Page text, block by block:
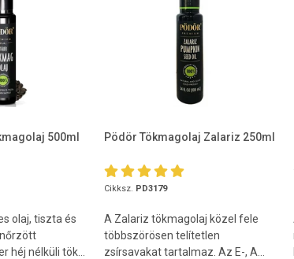
500ml
olaj, tiszta és
héj nélküli tök...
Pödör Tökmagolaj Zalariz 250ml
Cikksz. PD3179
A Zalariz tökmagolaj közel fele
többszörösen telítetlen
zsírsavakat tartalmaz. Az E-, A...